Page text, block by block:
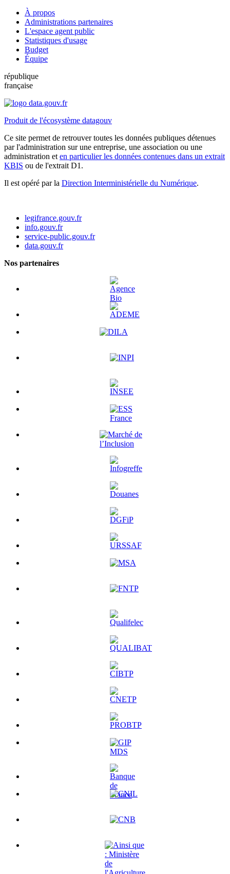
À propos
Administrations partenaires
L'espace agent public
Statistiques d'usage
Budget
Équipe
république
française
Produit de l'écosystème datagouv
Ce site permet de retrouver toutes les données publiques détenues
par l'administration sur une entreprise, une association ou une
administration et en particulier les données contenues dans un extrait
KBIS ou de l'extrait D1.
Il est opéré par la Direction Interministérielle du Numérique.
legifrance.gouv.fr
info.gouv.fr
service-public.gouv.fr
data.gouv.fr
Nos partenaires